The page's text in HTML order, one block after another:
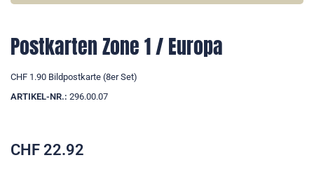
Postkarten Zone 1 / Europa
CHF 1.90 Bildpostkarte (8er Set)
ARTIKEL-NR.: 296.00.07
CHF 22.92